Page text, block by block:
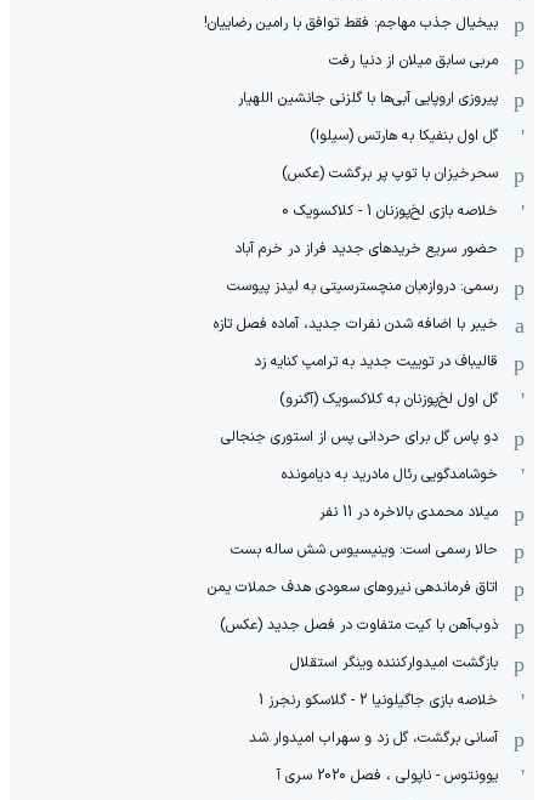
بیخیال جذب مهاجم: فقط توافق با رامین رضاییان!
مربی سابق میلان از دنیا رفت
پیروزی اروپایی آبی‌ها با گلزنی جانشین اللهیار
گل اول بنفیکا به هارتس (سیلوا)
سحرخیزان با توپ پر برگشت (عکس)
خلاصه بازی لخ‌پوزنان 1 - کلاکسویک 0
حضور سریع خریدهای جدید فراز در خرم آباد
رسمی: دروازه‌بان منچسترسیتی به لیدز پیوست
خیبر با اضافه شدن نفرات جدید، آماده فصل تازه
قالیباف در توییت جدید به ترامپ کنایه زد
گل اول لخ‌پوزنان به کلاکسویک (آگنرو)
دو پاس گل برای حردانی پس از استوری جنجالی
خوشامدگویی رئال مادرید به دیامونده
میلاد محمدی بالاخره در 11 نفر
حالا رسمی است: وینیسیوس شش ساله بست
اتاق فرماندهی نیروهای سعودی هدف حملات یمن
ذوب‌آهن با کیت متفاوت در فصل جدید (عکس)
بازگشت امیدوارکننده وینگر استقلال
خلاصه بازی جاگیلونیا 2 - گلاسکو رنجرز 1
آسانی برگشت، گل زد و سهراب امیدوار شد
یوونتوس - ناپولی ، فصل 2020 سری آ